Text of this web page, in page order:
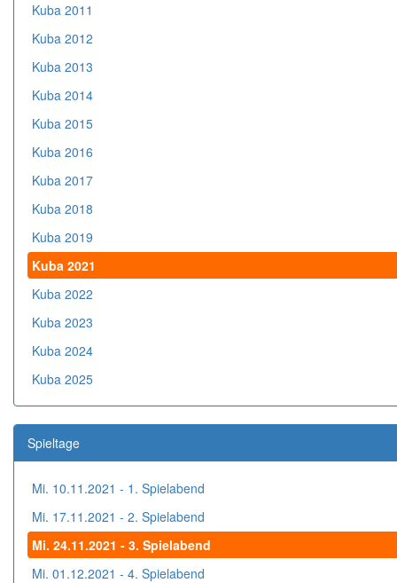
Kuba 2011
Kuba 2012
Kuba 2013
Kuba 2014
Kuba 2015
Kuba 2016
Kuba 2017
Kuba 2018
Kuba 2019
Kuba 2021
Kuba 2022
Kuba 2023
Kuba 2024
Kuba 2025
Spieltage
Mi. 10.11.2021 - 1. Spielabend
Mi. 17.11.2021 - 2. Spielabend
Mi. 24.11.2021 - 3. Spielabend
Mi. 01.12.2021 - 4. Spielabend